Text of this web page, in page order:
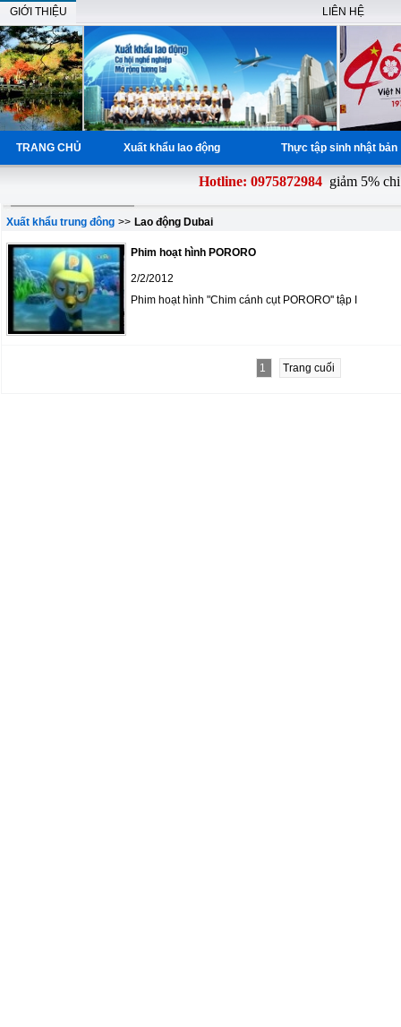
GIỚI THIỆU LIÊN HỆ
TRANG CHỦ Xuất khẩu lao động Thực tập sinh nhật
Hotline: 0975872984giảm 5% chi
Xuất khẩu trung đông >> Lao động Dubai
Phim hoạt hình PORORO
2/2/2012
Phim hoạt hình "Chim cánh cụt PORORO'' tập I
1 Trang cuối